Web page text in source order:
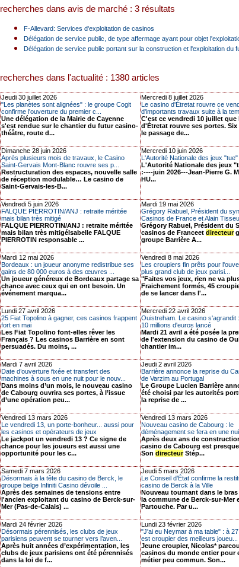
recherches dans avis de marché : 3 résultats
F-Allevard: Services d'exploitation de casinos
Délégation de service public, de type affermage ayant pour objet
Délégation de service public portant sur la construction et l'exploitation du
recherches dans l'actualité : 1380 articles
Jeudi 30 juillet 2026
"Les planètes sont alignées" : le groupe Cogit
confirme l'ouverture du premier c...
Une délégation de la Mairie de Cayenne
s'est rendue sur le chantier du futur casino-
théâtre, route d...
Mercredi 8 juillet 2026
Le casino d'Étretat rouvre ce
d'importants travaux suite à la
C'est ce vendredi 10 juillet que
d'Étretat rouvre ses portes. Six
le passage de...
Dimanche 28 juin 2026
Après plusieurs mois de travaux, le Casino
Saint-Gervais Mont-Blanc rouvre ses p...
Restructuration des espaces, nouvelle salle
de réception modulable… Le casino de
Saint-Gervais-les-B...
Mercredi 10 juin 2026
L'Autorité Nationale des jeux
L'Autorité Nationale des jeux
:----juin 2026---Jean-Pierre G.
HU...
Vendredi 5 juin 2026
FALQUE PIERROTIN/ANJ : retraite méritée
mais bilan très mitigé
FALQUE PIERROTIN/ANJ : retraite méritée
mais bilan très mitigéIsabelle FALQUE
PIERROTIN responsable ...
Mardi 19 mai 2026
Grégory Rabuel, Président du
Casinos de France et Alain
Grégory Rabuel, Président du
casinos de Franceet directeur
groupe Barrière A...
Mardi 12 mai 2026
Bordeaux : un joueur anonyme redistribue ses
gains de 80 000 euros à des œuvres ...
Un joueur généreux de Bordeaux partage sa
chance avec ceux qui en ont besoin. Un
événement marqua...
Vendredi 8 mai 2026
Les croupiers fin prêts pour
plus grand club de jeux parisi...
"Faites vos jeux, rien ne va
Fraichement formés, 45
de se lancer dans l'...
Lundi 27 avril 2026
25 Fiat Topolino à gagner, ces casinos frappent
fort en mai
Les Fiat Topolino font-elles rêver les
Français ? Les casinos Barrière en sont
persuadés. Du moins, ...
Mercredi 22 avril 2026
Ouistreham. Le casino s'agrandit
10 millions d'euros lancé
Mardi 21 avril a été posée la
de l'extension du casino de
chantier im...
Mardi 7 avril 2026
Date d’ouverture fixée et transfert des
machines à sous en une nuit pour le nouv...
Dans moins d’un mois, le nouveau casino
de Cabourg ouvrira ses portes, à l’issue
d’une opération peu...
Jeudi 2 avril 2026
Barrière annonce la reprise du
de Varzim au Portugal
Le Groupe Lucien Barrière
été choisi par les autorités
la reprise de ...
Vendredi 13 mars 2026
Le vendredi 13, un porte-bonheur... aussi pour
les casinos et opérateurs de jeux
Le jackpot un vendredi 13 ? Ce signe de
chance pour les joueurs est aussi une
opportunité pour les c...
Vendredi 13 mars 2026
Nouveau casino de Cabourg : le
déménagement se fera en une
Après deux ans de
casino de Cabourg est
Son directeurStép...
Samedi 7 mars 2026
Désormais à la tête du casino de Berck, le
groupe belge Infiniti Casino dévoile ...
Après des semaines de tensions entre
l'ancien exploitant du casino de Berck-sur-
Mer (Pas-de-Calais) ...
Jeudi 5 mars 2026
Le Conseil d’État confirme la
casino de Berck à la Ville
Nouveau tournant dans le
la commune de Berck-sur-Mer
Partouche. Par u...
Mardi 24 février 2026
Désormais pérennisés, les clubs de jeux
parisiens peuvent se tourner vers l’aven...
Après huit années d’expérimentation, les
clubs de jeux parisiens ont été pérennisés
dans la loi de f...
Lundi 23 février 2026
"J'ai eu Neymar à ma table" : à
est croupier des meilleurs joueu...
Jeune croupier, Nicolas*
casinos du monde entier pour
métier peu commun. Son...